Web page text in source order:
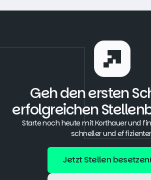
Geh den ersten
erfolgreichen
Starte noch heute mit Korthauer und
schneller und
Jetzt Stellen besetzen
Jetzt Stellen besetzen